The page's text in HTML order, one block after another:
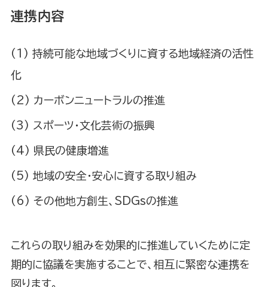
連携内容
持続可能な地域づくりに資する地域経済の活性
化
カーボンニュートラルの推進
スポーツ・文化芸術の振興
県民の健康増進
地域の安全・安心に資する取り組み
その他地方創生、SDGsの推進
これらの取り組みを効果的に推進していくために定
期的に協議を実施することで、相互に緊密な連携を
図ります。